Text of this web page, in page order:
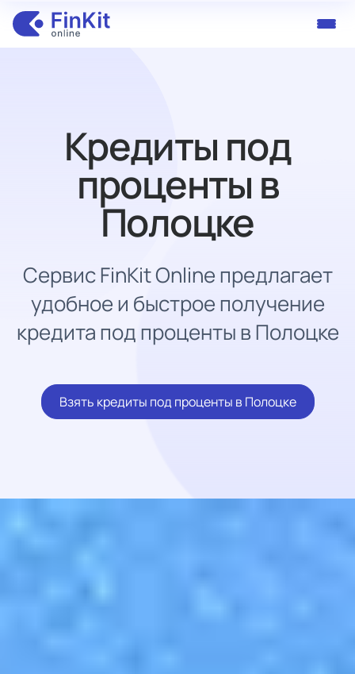
Кредиты под
проценты в
Полоцке
Сервис FinKit Online предлагает
удобное и быстрое получение
кредита под проценты в Полоцке
Взять кредиты под проценты в Полоцке